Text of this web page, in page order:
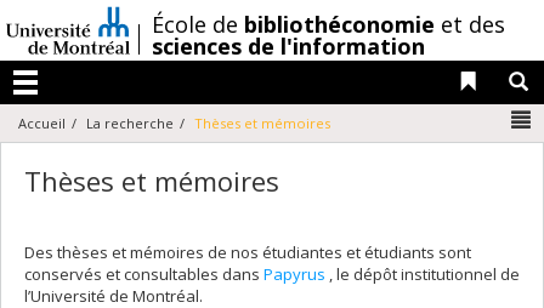
au
contenu
/École de bibliothéconomie et des
sciences de l'information
Menu
Liens
Accueil La recherche Thèses et mémoires
Thèses et mémoires
Des thèses et mémoires de nos étudiantes et étudiants sont
conservés et consultables dans Papyrus , le dépôt institutionnel de
l’Université de Montréal.